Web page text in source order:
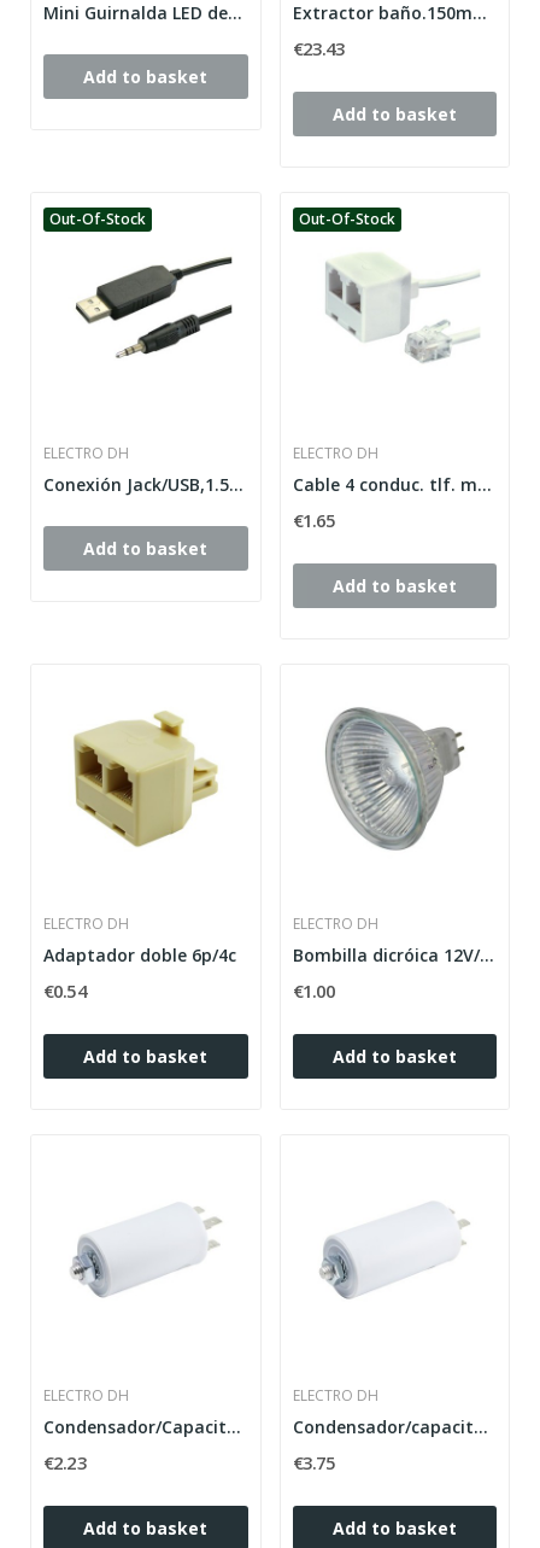
Mini Guirnalda LED decorativa. 3.3m. RGB
Add to basket
Extractor baño.150mm x 150mm.Temporizado
€23.43
Add to basket
Out-Of-Stock
ELECTRO DH
Conexión Jack/USB,1.5m para 60.286
Add to basket
Out-Of-Stock
ELECTRO DH
Cable 4 conduc. tlf. marfil
€1.65
Add to basket
ELECTRO DH
Adaptador doble 6p/4c
€0.54
Add to basket
ELECTRO DH
Bombilla dicróica 12V/50W. FNV 60º.
€1.00
Add to basket
ELECTRO DH
Condensador/Capacitador de motor 4uf.
€2.23
Add to basket
ELECTRO DH
Condensador/capacitador de motor 16uf.
€3.75
Add to basket